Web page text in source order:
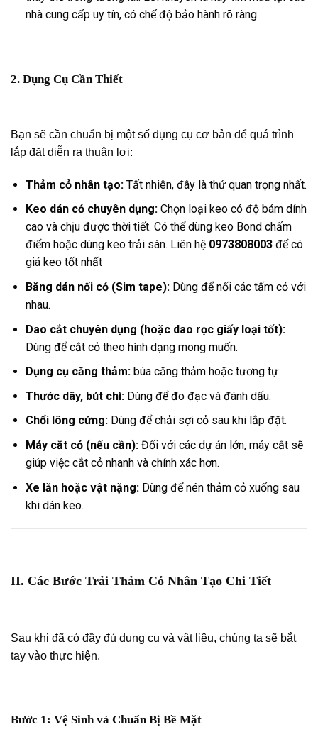
nhà cung cấp uy tín, có chế độ bảo hành rõ ràng.
2. Dụng Cụ Cần Thiết
Bạn sẽ cần chuẩn bị một số dụng cụ cơ bản để quá trình
lắp đặt diễn ra thuận lợi:
Thảm cỏ nhân tạo:Tất nhiên, đây là thứ quan trọng nhất.
Keo dán cỏ chuyên dụng:Chọn loại keo có độ bám dính
cao và chịu được thời tiết. Có thể dùng keo Bond chấm
điểm hoặc dùng keo trải sàn. Liên hệ 0973808003để có
giá keo tốt nhất
Băng dán nối cỏ (Sim tape):Dùng để nối các tấm cỏ với
nhau.
Dao cắt chuyên dụng (hoặc dao rọc giấy loại tốt):
Dùng để cắt cỏ theo hình dạng mong muốn.
Dụng cụ căng thảm: búa căng thảm hoặc tương tự
Thước dây, bút chì:Dùng để đo đạc và đánh dấu.
Chổi lông cứng:Dùng để chải sợi cỏ sau khi lắp đặt.
Máy cắt cỏ (nếu cần):Đối với các dự án lớn, máy cắt sẽ
giúp việc cắt cỏ nhanh và chính xác hơn.
Xe lăn hoặc vật nặng:Dùng để nén thảm cỏ xuống sau
khi dán keo.
II. Các Bước Trải Thảm Cỏ Nhân Tạo Chi Tiết
Sau khi đã có đầy đủ dụng cụ và vật liệu, chúng ta sẽ bắt
tay vào thực hiện.
Bước 1: Vệ Sinh và Chuẩn Bị Bề Mặt